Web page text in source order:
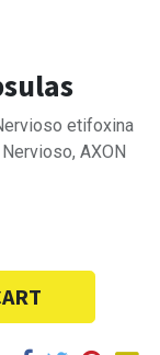
etifoxina
AXON